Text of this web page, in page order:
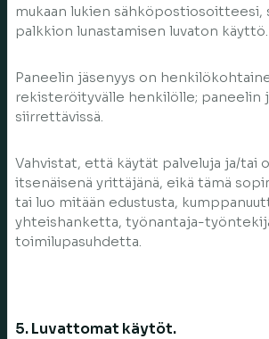
mukaan lukien sähköpostiosoitteesi,
palkkion lunastamisen luvaton käyttö.
Paneelin jäsenyys on
rekisteröityvälle henkilölle; paneelin
siirrettävissä.
Vahvistat, että käytät palveluja ja/tai
itsenäisenä yrittäjänä, eikä tämä
tai luo mitään edustusta,
yhteishanketta, työnantaja-
toimilupasuhdetta.
5. Luvattomat käytöt.